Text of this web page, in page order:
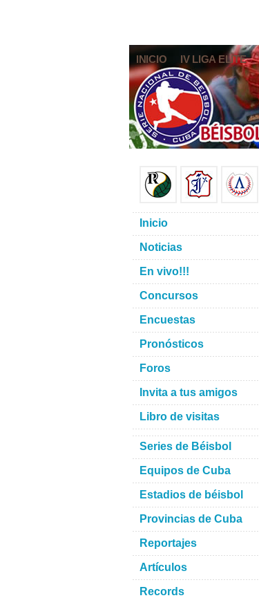
INICIO IV LIGA ELITE
Inicio
Noticias
En vivo!!!
Concursos
Encuestas
Pronósticos
Foros
Invita a tus amigos
Libro de visitas
Series de Béisbol
Equipos de Cuba
Estadios de béisbol
Provincias de Cuba
Reportajes
Artículos
Records